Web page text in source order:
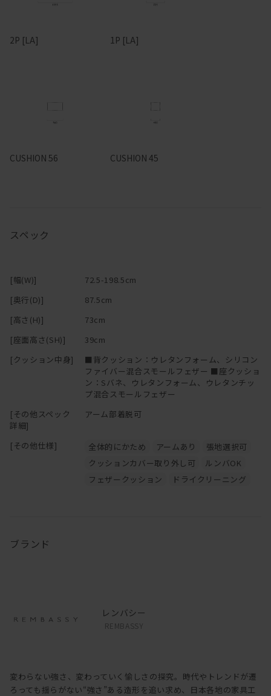
2P [LA] 1P [LA]
CUSHION 56 CUSHION 45
スペック
[幅(W)]
72.5-198.5cm
[奥行(D)]
87.5cm
[高さ(H)]
73cm
[座面高さ(SH)]
39cm
[クッション中身]
■背クッション：ウレタンフォーム、シリコン
ファイバー混合スモールフェザー ■座クッショ
ン：Sバネ、ウレタンフォーム、ウレタンチッ
プ混合スモールフェザー
[その他スペック
詳細]
アーム部着脱可
[その他仕様] 全体的にかため アームあり
張地選択可
クッションカバー取り外し可
ルンバOK
フェザークッション
ドライクリーニング
ブランド
レンバシー
REMBASSY
変わらない強さ、変わっていく愉しさの探究。時代やトレンドが遷
ろっても揺らがない“強さ”ある造形を追い求め、日本各地の家具工